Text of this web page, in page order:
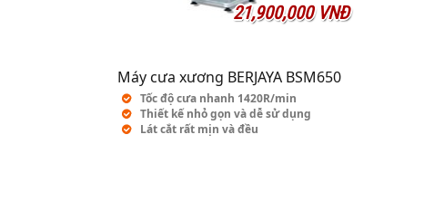
21,900,000 VNĐ
Máy cưa xương BERJAYA BSM650
Tốc độ cưa nhanh 1420R/min
Thiết kế nhỏ gọn và dễ sử dụng
Lát cắt rất mịn và đều